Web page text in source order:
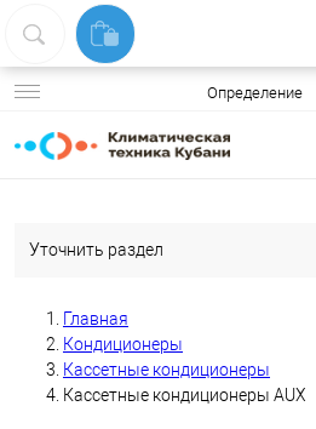
Определение
Уточнить раздел
Главная
Кондиционеры
Кассетные кондиционеры
Кассетные кондиционеры AUX